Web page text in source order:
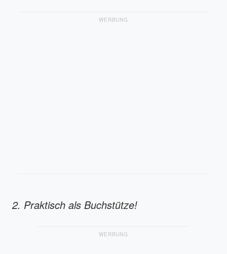
WERBUNG
2. Praktisch als Buchstütze!
WERBUNG